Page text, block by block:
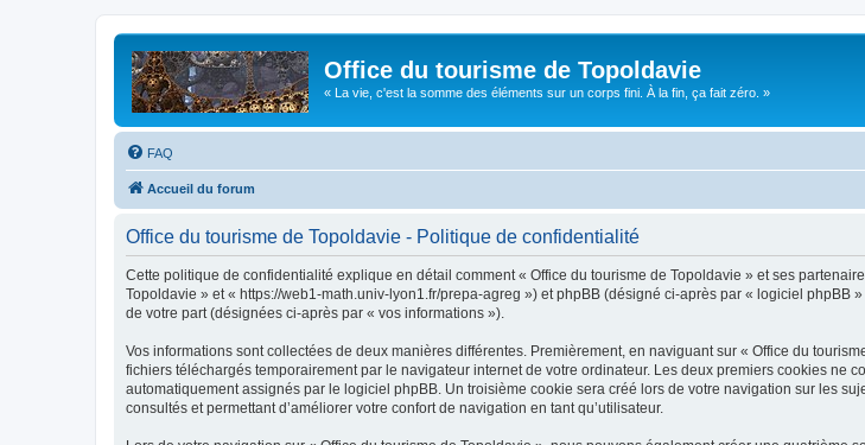
Office du tourisme de Topoldavie
« La vie, c'est la somme des éléments sur un corps fini. À la fin, ça fait zéro. »
FAQ
Accueil du forum
Office du tourisme de Topoldavie - Politique de confidentialité
Cette politique de confidentialité explique en détail comment « Office du tourisme de Topoldavie » et ses
Topoldavie » et « https://web1-math.univ-lyon1.fr/prepa-agreg ») et phpBB (désigné ci-après par « logiciel
de votre part (désignées ci-après par « vos informations »).
Vos informations sont collectées de deux manières différentes. Premièrement, en naviguant sur « Office du
fichiers téléchargés temporairement par le navigateur internet de votre ordinateur. Les deux premiers cookies ne
automatiquement assignés par le logiciel phpBB. Un troisième cookie sera créé lors de votre navigation sur les
consultés et permettant d’améliorer votre confort de navigation en tant qu’utilisateur.